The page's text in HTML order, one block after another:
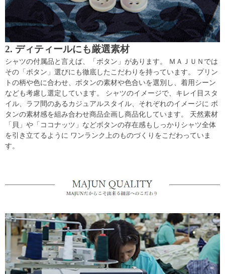
2. ディティールにも厳選素材
シャツの付属品と言えば、「ボタン」があります。 ＭＡＪＵＮでは
その「ボタン」選びにも徹底したこだわりを持っています。 プリン
トの柄や色に合わせ、ボタンの素材や色合いを選別し、着用シーン
なども考慮し選定しています。 シャツのイメージで、キレイ目スタ
イル、ラフ間のあるカジュアルスタイル、それぞれのイメージに ボ
タンの素材感を組み合わせ商品企画し商品化しています。 天然素材
「貝」や「ココナッツ」などボタンの存在感もしっかりシャツ全体
を引き立てるように ワンランク上のものづくりをこだわっていま
す。